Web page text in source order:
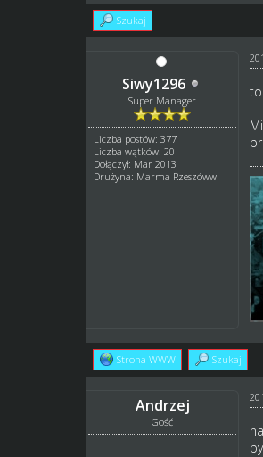
Szukaj
Siwy1296
Super Manager
Liczba postów: 377
Liczba wątków: 20
Dołączył: Mar 2013
Drużyna: Marma Rzeszóww
Strona WWW Szukaj
Andrzej
Gość